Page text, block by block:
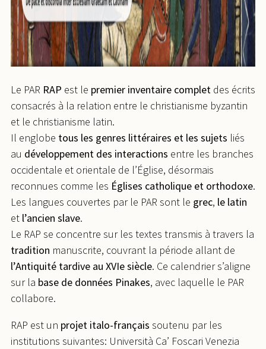
Le PAR RAP est le premier inventaire complet des écrits
consacrés à la relation entre le christianisme byzantin
et le christianisme latin.
Il englobe tous les genres littéraires et les sujets liés
au développement des interactions entre les branches
occidentale et orientale de l’Église, désormais
reconnues comme les Églises catholique et orthodoxe.
Les langues couvertes par le PAR sont le grec, le latin
et l’ancien slave.
Le RAP se concentre sur les textes transmis à travers la
tradition manuscrite, couvrant la période allant de
l’Antiquité tardive au XVIe siècle. Ce calendrier s’aligne
sur la base de données Pinakes, avec laquelle le PAR
collabore.
RAP est un projet italo-français soutenu par les
institutions suivantes: Università Ca’ Foscari Venezia